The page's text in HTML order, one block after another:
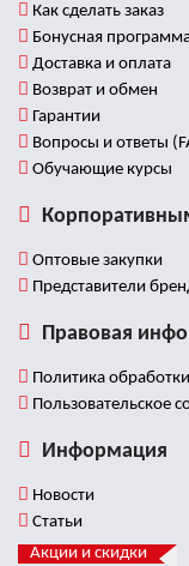
Как сделать заказ
Бонусная
Доставка и оплата
Возврат и обмен
Гарантии
Вопросы и ответы
Обучающие курсы
Оптовые закупки
Представители
Правовая
Политика
Пользовательское
Информация
Новости
Статьи
Акции и скидки